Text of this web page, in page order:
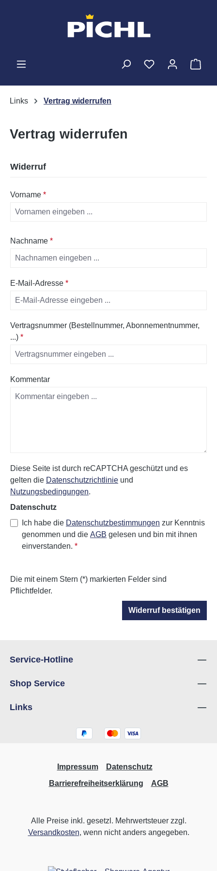
Links Vertrag widerrufen
Vertrag widerrufen
Widerruf
Vorname *
Nachname *
E-Mail-Adresse *
Vertragsnummer (Bestellnummer, Abonnementnummer,
...) *
Kommentar
Diese Seite ist durch reCAPTCHA geschützt und es
gelten die Datenschutzrichtlinie und
Nutzungsbedingungen.
Datenschutz
Ich habe die Datenschutzbestimmungen zur Kenntnis
genommen und die AGB gelesen und bin mit ihnen
einverstanden. *
Die mit einem Stern (*) markierten Felder sind
Pflichtfelder.
Widerruf bestätigen
Service-Hotline
Shop Service
Links
Impressum
Datenschutz
Barrierefreiheitserklärung
AGB
Alle Preise inkl. gesetzl. Mehrwertsteuer zzgl.
Versandkosten, wenn nicht anders angegeben.